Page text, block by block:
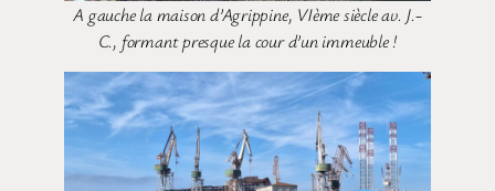
A gauche la maison d’Agrippine, VIème siècle av. J.-
C., formant presque la cour d’un immeuble !